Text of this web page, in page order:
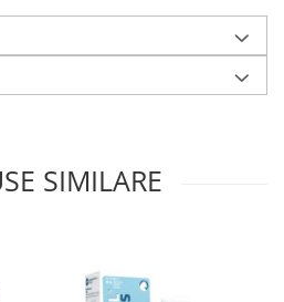
SIMILARE